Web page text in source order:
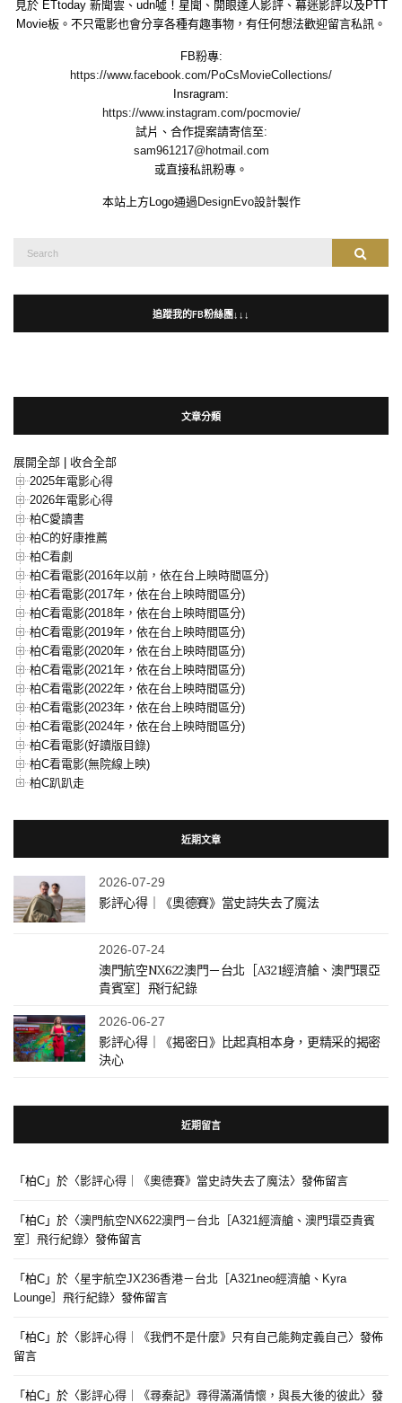
見於 ETtoday 新聞雲、udn噓！星聞、開眼達人影評、幕迷影評以及PTT
Movie板。不只電影也會分享各種有趣事物，有任何想法歡迎留言私訊。
FB粉專:
https://www.facebook.com/PoCsMovieCollections/
Insragram:
https://www.instagram.com/pocmovie/
試片、合作提案請寄信至:
sam961217@hotmail.com
或直接私訊粉專。
本站上方Logo通過DesignEvo設計製作
Search
追蹤我的FB粉絲團↓↓↓
文章分類
展開全部 | 收合全部
2025年電影心得
2026年電影心得
柏C愛讀書
柏C的好康推薦
柏C看劇
柏C看電影(2016年以前，依在台上映時間區分)
柏C看電影(2017年，依在台上映時間區分)
柏C看電影(2018年，依在台上映時間區分)
柏C看電影(2019年，依在台上映時間區分)
柏C看電影(2020年，依在台上映時間區分)
柏C看電影(2021年，依在台上映時間區分)
柏C看電影(2022年，依在台上映時間區分)
柏C看電影(2023年，依在台上映時間區分)
柏C看電影(2024年，依在台上映時間區分)
柏C看電影(好讀版目錄)
柏C看電影(無院線上映)
柏C趴趴走
近期文章
2026-07-29
影評心得｜《奧德賽》當史詩失去了魔法
2026-07-24
澳門航空NX622澳門－台北［A321經濟艙、澳門環亞
貴賓室］飛行紀錄
2026-06-27
影評心得｜《揭密日》比起真相本身，更精采的揭密
決心
近期留言
「柏C 」於〈影評心得｜《奧德賽》當史詩失去了魔法〉發佈留言
「柏C 」於〈澳門航空NX622澳門－台北［A321經濟艙、澳門環亞貴賓
室］飛行紀錄〉發佈留言
「柏C 」於〈星宇航空JX236香港－台北［A321neo經濟艙、Kyra
Lounge］飛行紀錄〉發佈留言
「柏C 」於〈影評心得｜《我們不是什麼》只有自己能夠定義自己〉發佈
留言
「柏C 」於〈影評心得｜《尋秦記》尋得滿滿情懷，與長大後的彼此〉發